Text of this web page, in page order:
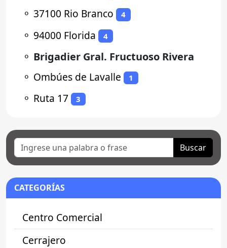
⚬ 37100 Rio Branco 4
⚬ 94000 Florida 4
⚬ Brigadier Gral. Fructuoso Rivera
⚬ Ombúes de Lavalle 1
⚬ Ruta 17 3
Buscar
CATEGORÍAS
Centro Comercial
Cerrajero